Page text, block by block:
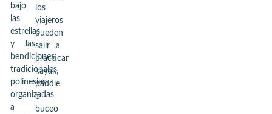
bajo
las
estrellas
y las
bendiciones
tradicionales
polinesias
organizadas
a
los
viajeros
pueden
salir a
practicar
kayak,
paddle
o
buceo